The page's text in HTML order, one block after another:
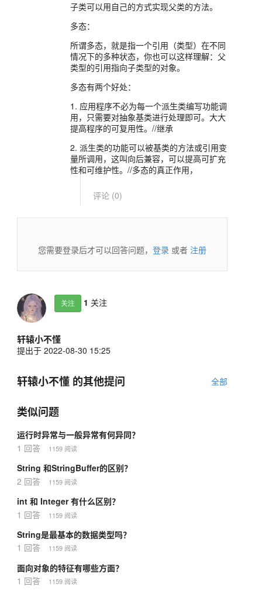
子类可以用自己的方式实现父类的方法。
多态：
所谓多态，就是指一个引用（类型）在不同
情况下的多种状态，你也可以这样理解：父
类型的引用指向子类型的对象。
多态有两个好处：
1. 应用程序不必为每一个派生类编写功能调
用，只需要对抽象基类进行处理即可。大大
提高程序的可复用性。//继承
2. 派生类的功能可以被基类的方法或引用变
量所调用，这叫向后兼容，可以提高可扩充
性和可维护性。//多态的真正作用，
评论 (0)
您需要登录后才可以回答问题， 登录 或者 注册
关注 1 关注
轩辕小不懂
提出于 2022-08-30 15:25
全部
轩辕小不懂 的其他提问
类似问题
运行时异常与一般异常有何异同？
1 回答
1159 阅读
String 和StringBuffer的区别？
2 回答
1159 阅读
int 和 Integer 有什么区别？
1 回答
1159 阅读
String是最基本的数据类型吗？
1 回答
1159 阅读
面向对象的特征有哪些方面？
1 回答
1159 阅读